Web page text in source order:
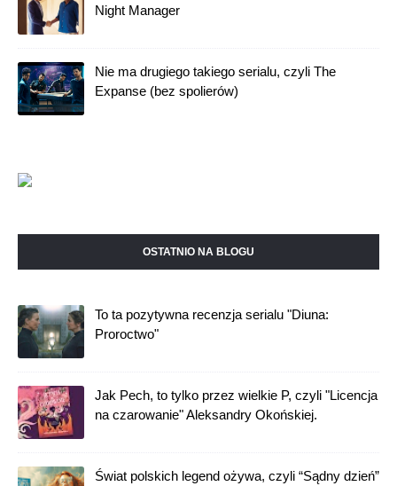
Night Manager
Nie ma drugiego takiego serialu, czyli The
Expanse (bez spolierów)
OSTATNIO NA BLOGU
To ta pozytywna recenzja serialu "Diuna:
Proroctwo"
Jak Pech, to tylko przez wielkie P, czyli "Licencja
na czarowanie" Aleksandry Okońskiej.
Świat polskich legend ożywa, czyli “Sądny dzień”